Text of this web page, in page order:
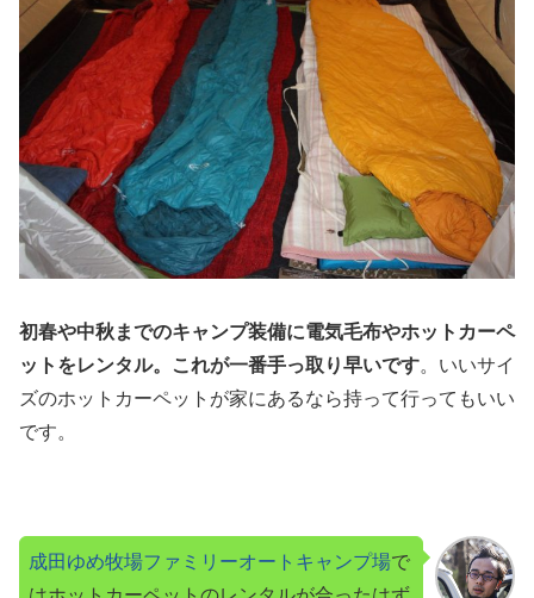
初春や中秋までのキャンプ装備に電気毛布やホットカーペ
ットをレンタル。これが一番手っ取り早いです。いいサイ
ズのホットカーペットが家にあるなら持って行ってもいい
です。
成田ゆめ牧場ファミリーオートキャンプ場で